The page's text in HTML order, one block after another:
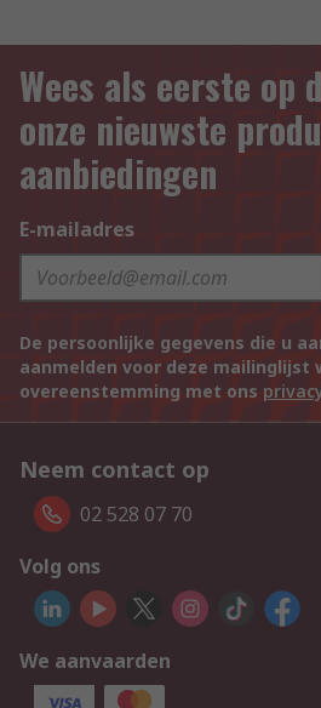
Wees als eerste op
onze nieuwste
aanbiedingen
E-mailadres
De persoonlijke gegevens die u
aanmelden voor deze mailinglijst
overeenstemming met ons
Neem contact op
02 528 07 70
Volg ons
We aanvaarden